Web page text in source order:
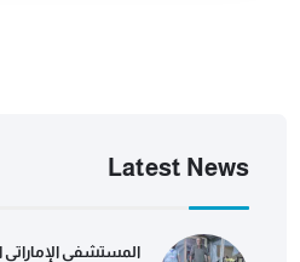
Latest News
المستشفى الإماراتي